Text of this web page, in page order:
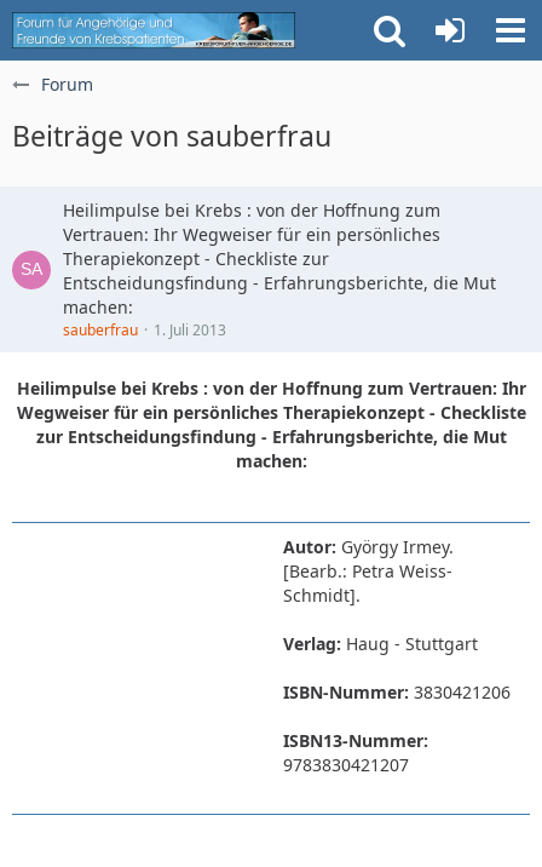
Forum
Beiträge von sauberfrau
Heilimpulse bei Krebs : von der Hoffnung zum
Vertrauen: Ihr Wegweiser für ein persönliches
Therapiekonzept - Checkliste zur
Entscheidungsfindung - Erfahrungsberichte, die Mut
machen:
sauberfrau 1. Juli 2013
Heilimpulse bei Krebs : von der Hoffnung zum Vertrauen: Ihr
Wegweiser für ein persönliches Therapiekonzept - Checkliste
zur Entscheidungsfindung - Erfahrungsberichte, die Mut
machen:
Autor: György Irmey.
[Bearb.: Petra Weiss-
Schmidt].
Verlag: Haug - Stuttgart
ISBN-Nummer: 3830421206
ISBN13-Nummer:
9783830421207